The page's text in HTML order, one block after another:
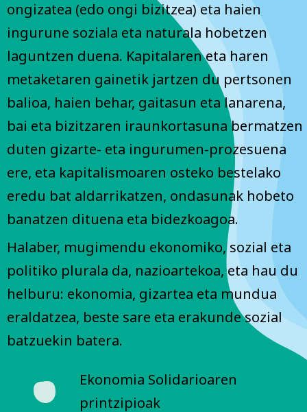
ongizatea (edo ongi bizitzea) eta haien
ingurune soziala eta naturala hobetzen
laguntzen duena. Kapitalaren eta haren
metaketaren gainetik jartzen du pertsonen
balioa, haien behar, gaitasun eta lanarena,
bai eta bizitzaren iraunkortasuna bermatzen
duten gizarte- eta ingurumen-prozesuena
ere, eta kapitalismoaren osteko bestelako
eredu bat aldarrikatzen, ondasunak hobeto
banatzen dituena eta bidezkoagoa.
Halaber, mugimendu ekonomiko, sozial eta
politiko plurala da, nazioartekoa, eta hau du
helburu: ekonomia, gizartea eta mundua
eraldatzea, beste sare eta erakunde sozial
batzuekin batera.
Ekonomia Solidarioaren
printzipioak